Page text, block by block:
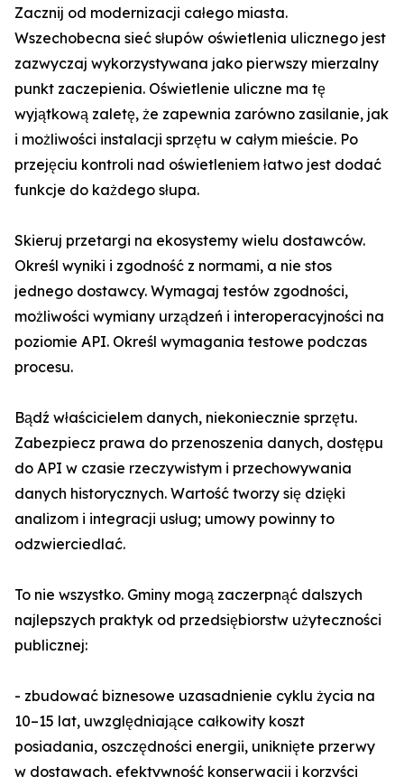
Zacznij od modernizacji całego miasta.
Wszechobecna sieć słupów oświetlenia ulicznego jest
zazwyczaj wykorzystywana jako pierwszy mierzalny
punkt zaczepienia. Oświetlenie uliczne ma tę
wyjątkową zaletę, że zapewnia zarówno zasilanie, jak
i możliwości instalacji sprzętu w całym mieście. Po
przejęciu kontroli nad oświetleniem łatwo jest dodać
funkcje do każdego słupa.
Skieruj przetargi na ekosystemy wielu dostawców.
Określ wyniki i zgodność z normami, a nie stos
jednego dostawcy. Wymagaj testów zgodności,
możliwości wymiany urządzeń i interoperacyjności na
poziomie API. Określ wymagania testowe podczas
procesu.
Bądź właścicielem danych, niekoniecznie sprzętu.
Zabezpiecz prawa do przenoszenia danych, dostępu
do API w czasie rzeczywistym i przechowywania
danych historycznych. Wartość tworzy się dzięki
analizom i integracji usług; umowy powinny to
odzwierciedlać.
To nie wszystko. Gminy mogą zaczerpnąć dalszych
najlepszych praktyk od przedsiębiorstw użyteczności
publicznej:
- zbudować biznesowe uzasadnienie cyklu życia na
10–15 lat, uwzględniające całkowity koszt
posiadania, oszczędności energii, uniknięte przerwy
w dostawach, efektywność konserwacji i korzyści